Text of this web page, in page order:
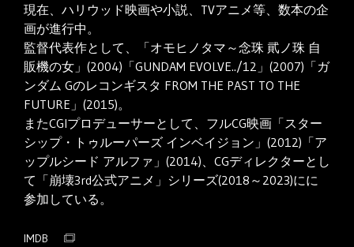
現在、ハリウッド映画や小説、TVアニメ等、数本の企
画が進行中。
監督代表作として、「オモヒノタマ～念珠 貮ノ珠 自
販機の女」(2004)「GUNDAM EVOLVE../12」(2007)「ガ
ンダム Gのレコンギスタ FROM THE PAST TO THE
FUTURE」(2015)。
またCGIプロデューサーとして、フルCG映画「スター
シップ・トゥルーパーズ インベイジョン」(2012)「ア
ップルシード アルファ」(2014)、CGディレクターとし
て「崩壊3rd公式アニメ」シリーズ(2018～2023)にに
参加している。
IMDB